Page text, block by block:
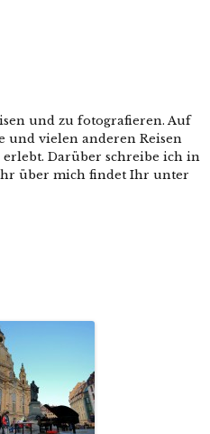
und zu fotografieren. Auf
und vielen anderen Reisen
erlebt. Darüber schreibe ich in
über mich findet Ihr unter